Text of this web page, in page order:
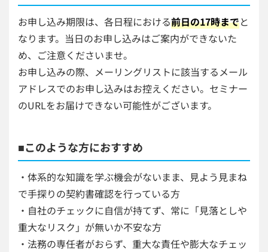
お申し込み期限は、各日程における前日の17時までと
なります。当日のお申し込みはご案内ができないた
め、ご注意くださいませ。
お申し込みの際、メーリングリストに該当するメール
アドレスでのお申し込みはお控えください。セミナー
のURLをお届けできない可能性がございます。
■このような方におすすめ
・体系的な知識を学ぶ機会がないまま、見よう見まね
で手探りの契約書確認を行っている方
・自社のチェックに自信が持てず、常に「見落としや
重大なリスク」が無いか不安な方
・法務の専任者がおらず、重大な責任や膨大なチェッ